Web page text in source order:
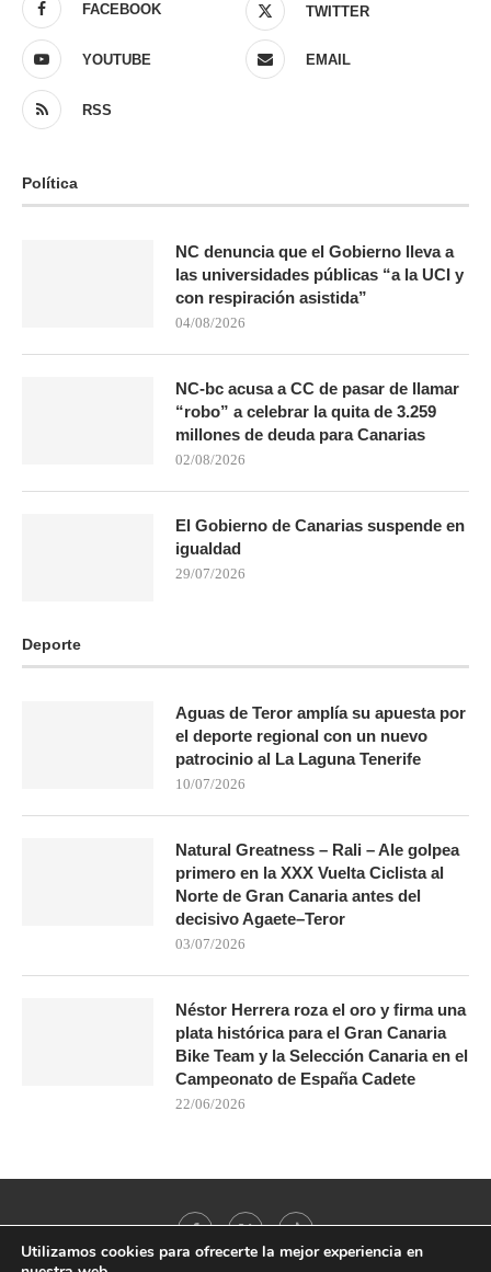
FACEBOOK TWITTER
YOUTUBE EMAIL
RSS
Política
NC denuncia que el Gobierno lleva a
las universidades públicas “a la UCI y
con respiración asistida”
04/08/2026
NC-bc acusa a CC de pasar de llamar
“robo” a celebrar la quita de 3.259
millones de deuda para Canarias
02/08/2026
El Gobierno de Canarias suspende en
igualdad
29/07/2026
Deporte
Aguas de Teror amplía su apuesta por
el deporte regional con un nuevo
patrocinio al La Laguna Tenerife
10/07/2026
Natural Greatness – Rali – Ale golpea
primero en la XXX Vuelta Ciclista al
Norte de Gran Canaria antes del
decisivo Agaete–Teror
03/07/2026
Néstor Herrera roza el oro y firma una
plata histórica para el Gran Canaria
Bike Team y la Selección Canaria en el
Campeonato de España Cadete
22/06/2026
Utilizamos cookies para ofrecerte la mejor experiencia en